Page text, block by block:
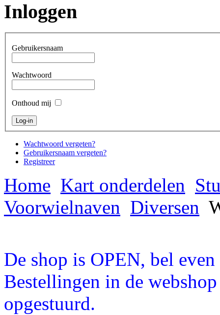
Inloggen
Gebruikersnaam
Wachtwoord
Onthoud mij
Wachtwoord vergeten?
Gebruikersnaam vergeten?
Registreer
Home Kart onderdelen
Voorwielnaven Diversen
De shop is OPEN, bel
Bestellingen in de
opgestuurd.